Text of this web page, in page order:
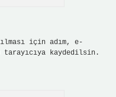
için adım, e-
tarayıcıya kaydedilsin.